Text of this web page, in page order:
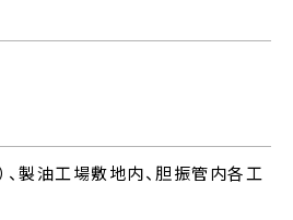
、製油工場敷地内、胆振管内各工